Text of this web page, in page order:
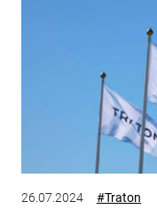
26.07.2024 #Traton